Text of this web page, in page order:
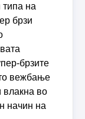
на
брзи
брзите
вежбање
влакна во
начин на